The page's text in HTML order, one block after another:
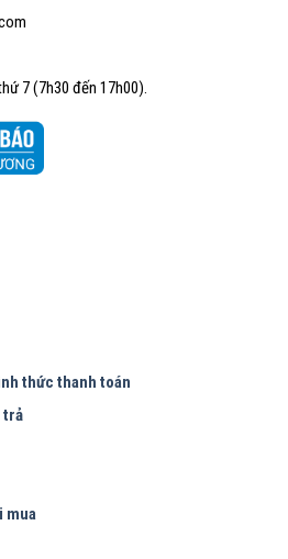
7 (7h30 đến 17h00).
thức thanh toán
trả
mua